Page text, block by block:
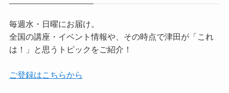
毎週水・日曜にお届け。
全国の講座・イベント情報や、その時点で津田が「これ
は！」と思うトピックをご紹介！
ご登録はこちらから